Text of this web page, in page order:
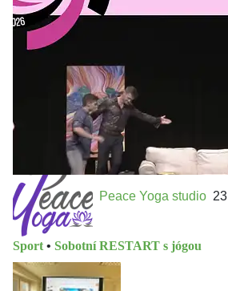
října 2026 Vstupenky již v prodeji na
https://divadelnimlyn.cz/vstupenky
Peace Yoga studio
Sport • Sobotní RESTART s jógou